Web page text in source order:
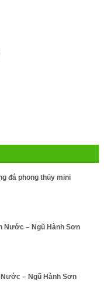
đá phong thủy mini
Nước – Ngũ Hành Sơn
– Ngũ Hành Sơn